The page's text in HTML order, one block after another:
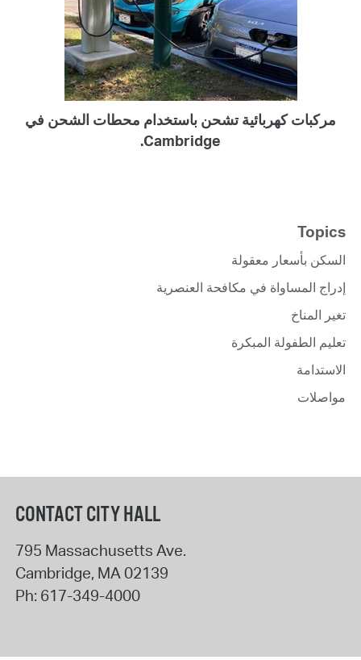
مركبات كهربائية تشحن باستخدام محطات الشحن في
Cambridge.
Topics
السكن بأسعار معقولة
إدراج المساواة في مكافحة العنصرية
تغير المناخ
تعليم الطفولة المبكرة
الاستدامة
مواصلات
CONTACT CITY HALL
795 Massachusetts Ave.
Cambridge, MA02139
Ph: 617-349-4000